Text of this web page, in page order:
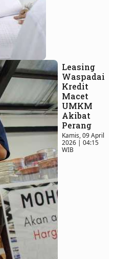
Leasing
Waspadai
Kredit
Macet
UMKM
Akibat
Perang
Kamis, 09 April
2026 | 04:15
WIB